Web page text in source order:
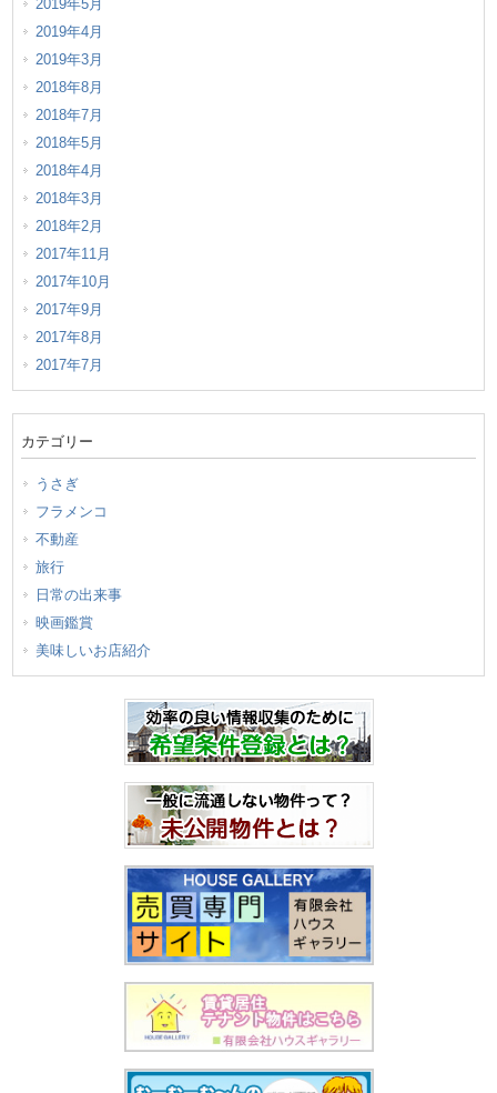
2019年5月
2019年4月
2019年3月
2018年8月
2018年7月
2018年5月
2018年4月
2018年3月
2018年2月
2017年11月
2017年10月
2017年9月
2017年8月
2017年7月
カテゴリー
うさぎ
フラメンコ
不動産
旅行
日常の出来事
映画鑑賞
美味しいお店紹介